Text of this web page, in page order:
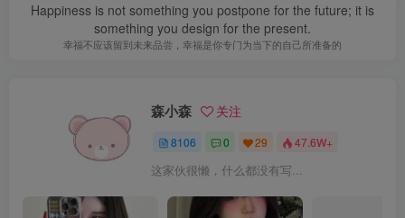
Happiness is not something you postpone for the future; it is
something you design for the present.
幸福不应该留到未来品尝，幸福是你专门为当下的自己所准备的
森小森 关注
8106 0 29 47.6W+
这家伙很懒，什么都没有写...